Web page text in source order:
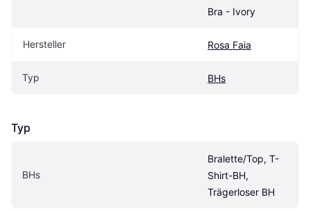
Bra - Ivory
Hersteller Rosa Faia
Typ BHs
Typ
BHs
Bralette/Top, T-
Shirt-BH,
Trägerloser BH